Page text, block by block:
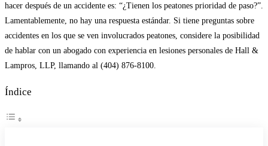
hacer después de un accidente es: “¿Tienen los peatones prioridad de paso?”.
Lamentablemente, no hay una respuesta estándar. Si tiene preguntas sobre
accidentes en los que se ven involucrados peatones, considere la posibilidad
de hablar con un abogado con experiencia en lesiones personales de Hall &
Lampros, LLP, llamando al (404) 876-8100.
Índice